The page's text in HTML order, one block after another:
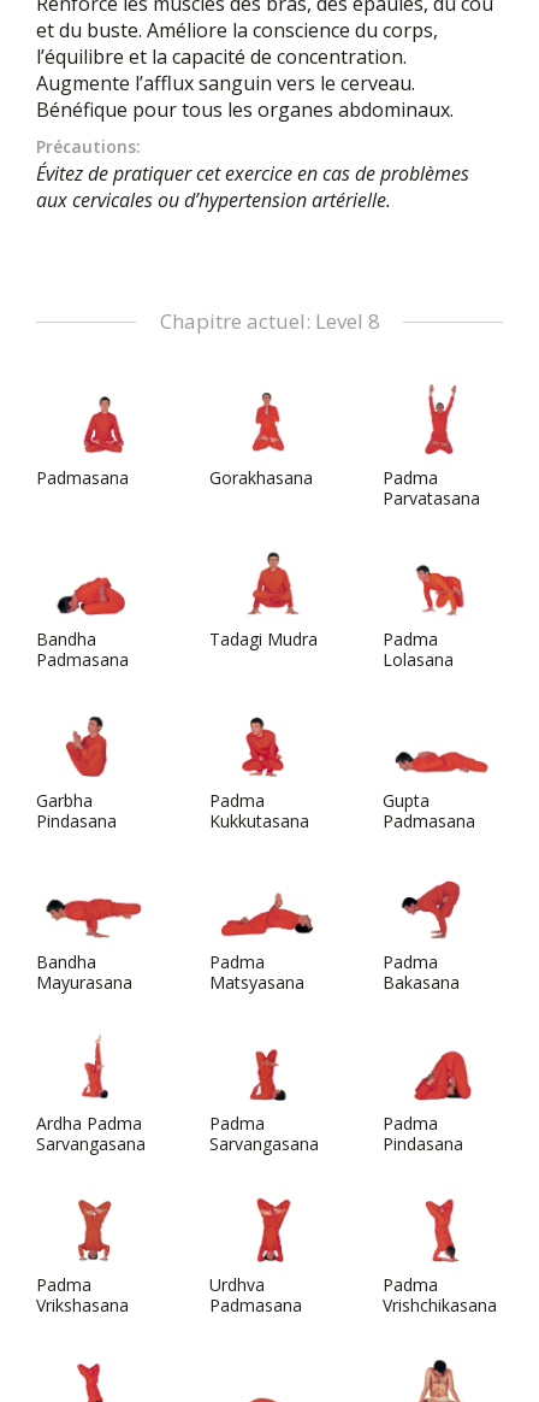
et du buste. Améliore la conscience du corps,
l’équilibre et la capacité de concentration.
Augmente l’afflux sanguin vers le cerveau.
Bénéfique pour tous les organes abdominaux.
Précautions:
Évitez de pratiquer cet exercice en cas de problèmes
aux cervicales ou d’hypertension artérielle.
Chapitre actuel: Level 8
Padmasana Gorakhasana
Padma
Parvatasana
Bandha
Padmasana
Tadagi Mudra
Padma
Lolasana
Garbha
Pindasana
Padma
Kukkutasana
Gupta
Padmasana
Bandha
Mayurasana
Padma
Matsyasana
Padma
Bakasana
Ardha Padma
Sarvangasana
Padma
Sarvangasana
Padma
Pindasana
Padma
Vrikshasana
Urdhva
Padmasana
Padma
Vrishchikasana